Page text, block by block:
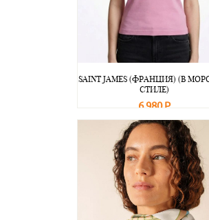
SAINT JAMES (ФРАНЦИЯ) (В
СТИЛЕ)
6 980 Р
В корзину Подробнее